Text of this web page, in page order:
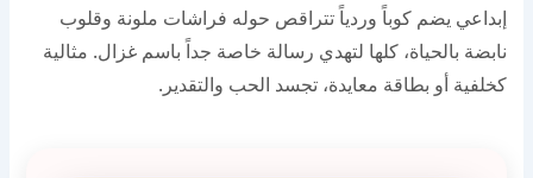
إبداعي يضم كوباً وردياً تتراقص حوله فراشات ملونة وقلوب
نابضة بالحياة، كلها لتهدي رسالة خاصة جداً باسم غزال. مثالية
كخلفية أو بطاقة معايدة، تجسد الحب والتقدير.